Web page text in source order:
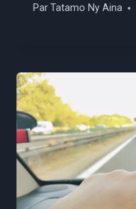
ParTatamo Ny Aina